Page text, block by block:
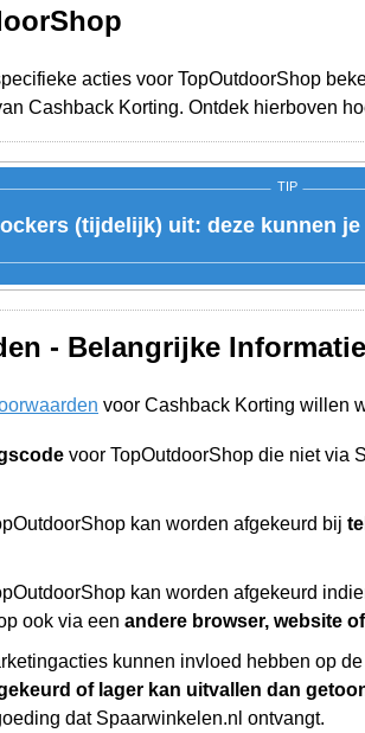
acties voor TopOutdoorShop
Cashback Korting. Ontdek hierboven
TIP
(tijdelijk) uit: deze kunnen
- Belangrijke Informatie
voor Cashback Korting willen
voor TopOutdoorShop die niet via
kan worden afgekeurd bij
kan worden afgekeurd
ook via een andere browser, website
kunnen invloed hebben op
of lager kan uitvallen dan
dat Spaarwinkelen.nl ontvangt.